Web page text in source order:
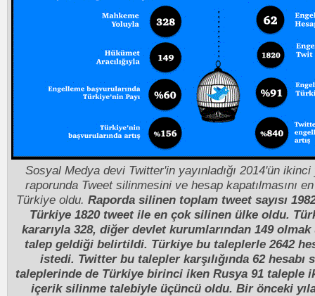
Sosyal Medya devi Twitter'in yayınladığı 2014'ün ikinci
raporunda Tweet silinmesini ve hesap kapatılmasını
Türkiye oldu. Raporda silinen toplam tweet sayısı
Türkiye 1820 tweet ile en çok silinen ülke oldu.
kararıyla 328, diğer devlet kurumlarından 149
talep geldiği belirtildi. Türkiye bu taleplerle 2642
istedi. Twitter bu talepler karşılığında 62
taleplerinde de Türkiye birinci iken Rusya 91 taleple
içerik silinme talebiyle üçüncü oldu. Bir önceki